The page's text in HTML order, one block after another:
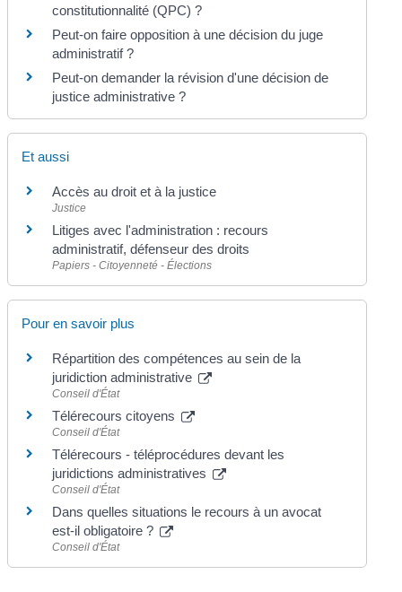
constitutionnalité (QPC) ?
Peut-on faire opposition à une décision du juge
administratif ?
Peut-on demander la révision d'une décision de
justice administrative ?
Et aussi
Accès au droit et à la justice
Justice
Litiges avec l'administration : recours
administratif, défenseur des droits
Papiers - Citoyenneté - Élections
Pour en savoir plus
Répartition des compétences au sein de la
juridiction administrative
Conseil d'État
Télérecours citoyens
Conseil d'État
Télérecours - téléprocédures devant les
juridictions administratives
Conseil d'État
Dans quelles situations le recours à un avocat
est-il obligatoire ?
Conseil d'État